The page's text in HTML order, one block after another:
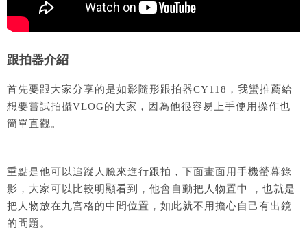
跟拍器介紹
首先要跟大家分享的是如影隨形跟拍器CY118，我蠻推薦給
想要嘗試拍攝VLOG的大家，因為他很容易上手使用操作也
簡單直觀。
重點是他可以追蹤人臉來進行跟拍，下面畫面用手機螢幕錄
影，大家可以比較明顯看到，他會自動把人物置中 ，也就是
把人物放在九宮格的中間位置，如此就不用擔心自己有出鏡
的問題。